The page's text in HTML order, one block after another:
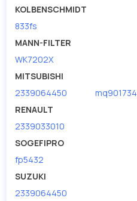
KOLBENSCHMIDT
833fs
MANN-FILTER
WK7202X
MITSUBISHI
2339064450
mq901734
RENAULT
2339033010
SOGEFIPRO
fp5432
SUZUKI
2339064450